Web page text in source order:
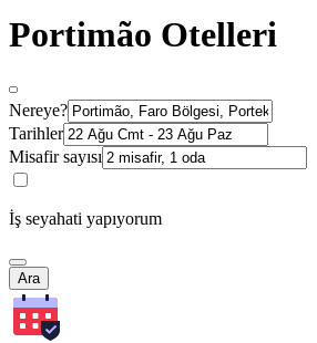
Portimão Otelleri
Nereye?
Tarihler
Misafir sayısı
İş seyahati yapıyorum
Ara